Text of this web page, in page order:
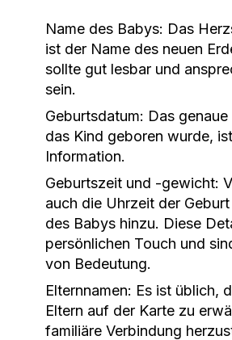
Name des Babys: Das
ist der Name des neuen
sollte gut lesbar und
sein.
Geburtsdatum: Das
das Kind geboren wurde,
Information.
Geburtszeit und -gewicht:
auch die Uhrzeit der
des Babys hinzu. Diese
persönlichen Touch und
von Bedeutung.
Elternnamen: Es ist üblich,
Eltern auf der Karte zu
familiäre Verbindung